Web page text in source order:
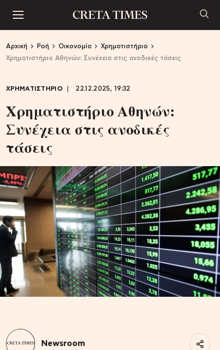
Αρχική Ροή Οικονομία
Χρηματιστήριο
Χρηματιστήριο Αθηνών: Συνέχεια στις ανοδικές τάσεις
ΧΡΗΜΑΤΙΣΤΗΡΙΟ 22.12.2025, 19:32
Χρηματιστήριο Αθηνών:
Συνέχεια στις ανοδικές
τάσεις
Newsroom